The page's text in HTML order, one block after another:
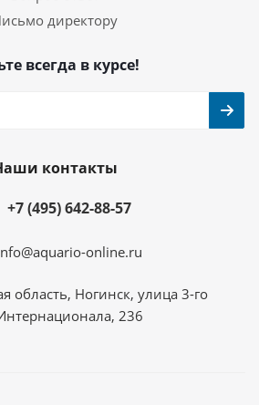
директору
всегда в курсе!
контакты
+7 (495) 642-88-57
online.ru
область, Ногинск, улица 3-го
236